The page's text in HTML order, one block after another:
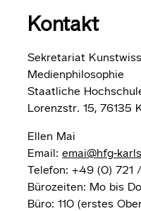
Kontakt
Sekretariat
Medienphilosophie
Staatliche
Lorenzstr. 15, 76135
Ellen Mai
Email: emai@hfg-
Telefon: +49 (0) 721
Bürozeiten: Mo bis
Büro: 110 (erstes